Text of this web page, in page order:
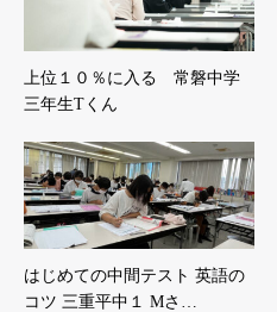
上位１０％に入る 常磐中学
三年生Tくん
はじめての中間テスト 英語の
コツ 三重平中１ Mさ…